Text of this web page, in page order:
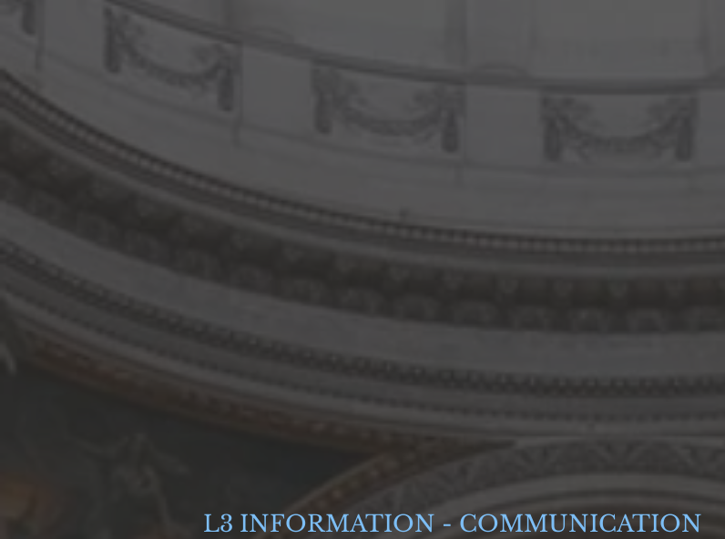
L3 INFORMATION - COMMUNICATION